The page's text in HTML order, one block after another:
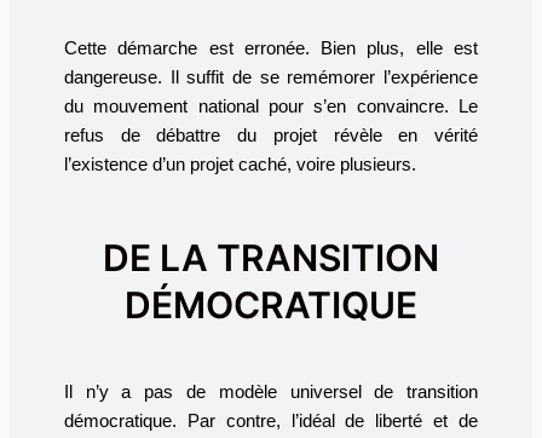
Cette démarche est erronée. Bien plus, elle est
dangereuse. Il suffit de se remémorer l’expérience
du mouvement national pour s’en convaincre. Le
refus de débattre du projet révèle en vérité
l’existence d’un projet caché, voire plusieurs.
DE LA TRANSITION
DÉMOCRATIQUE
Il n’y a pas de modèle universel de transition
démocratique. Par contre, l’idéal de liberté et de